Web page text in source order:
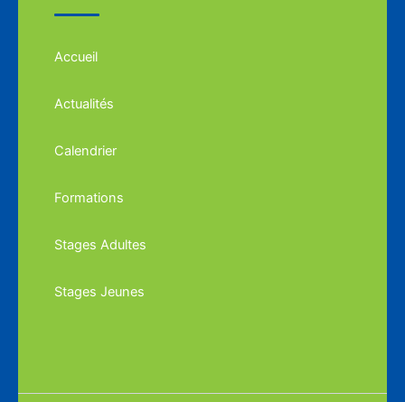
Accueil
Actualités
Calendrier
Formations
Stages Adultes
Stages Jeunes